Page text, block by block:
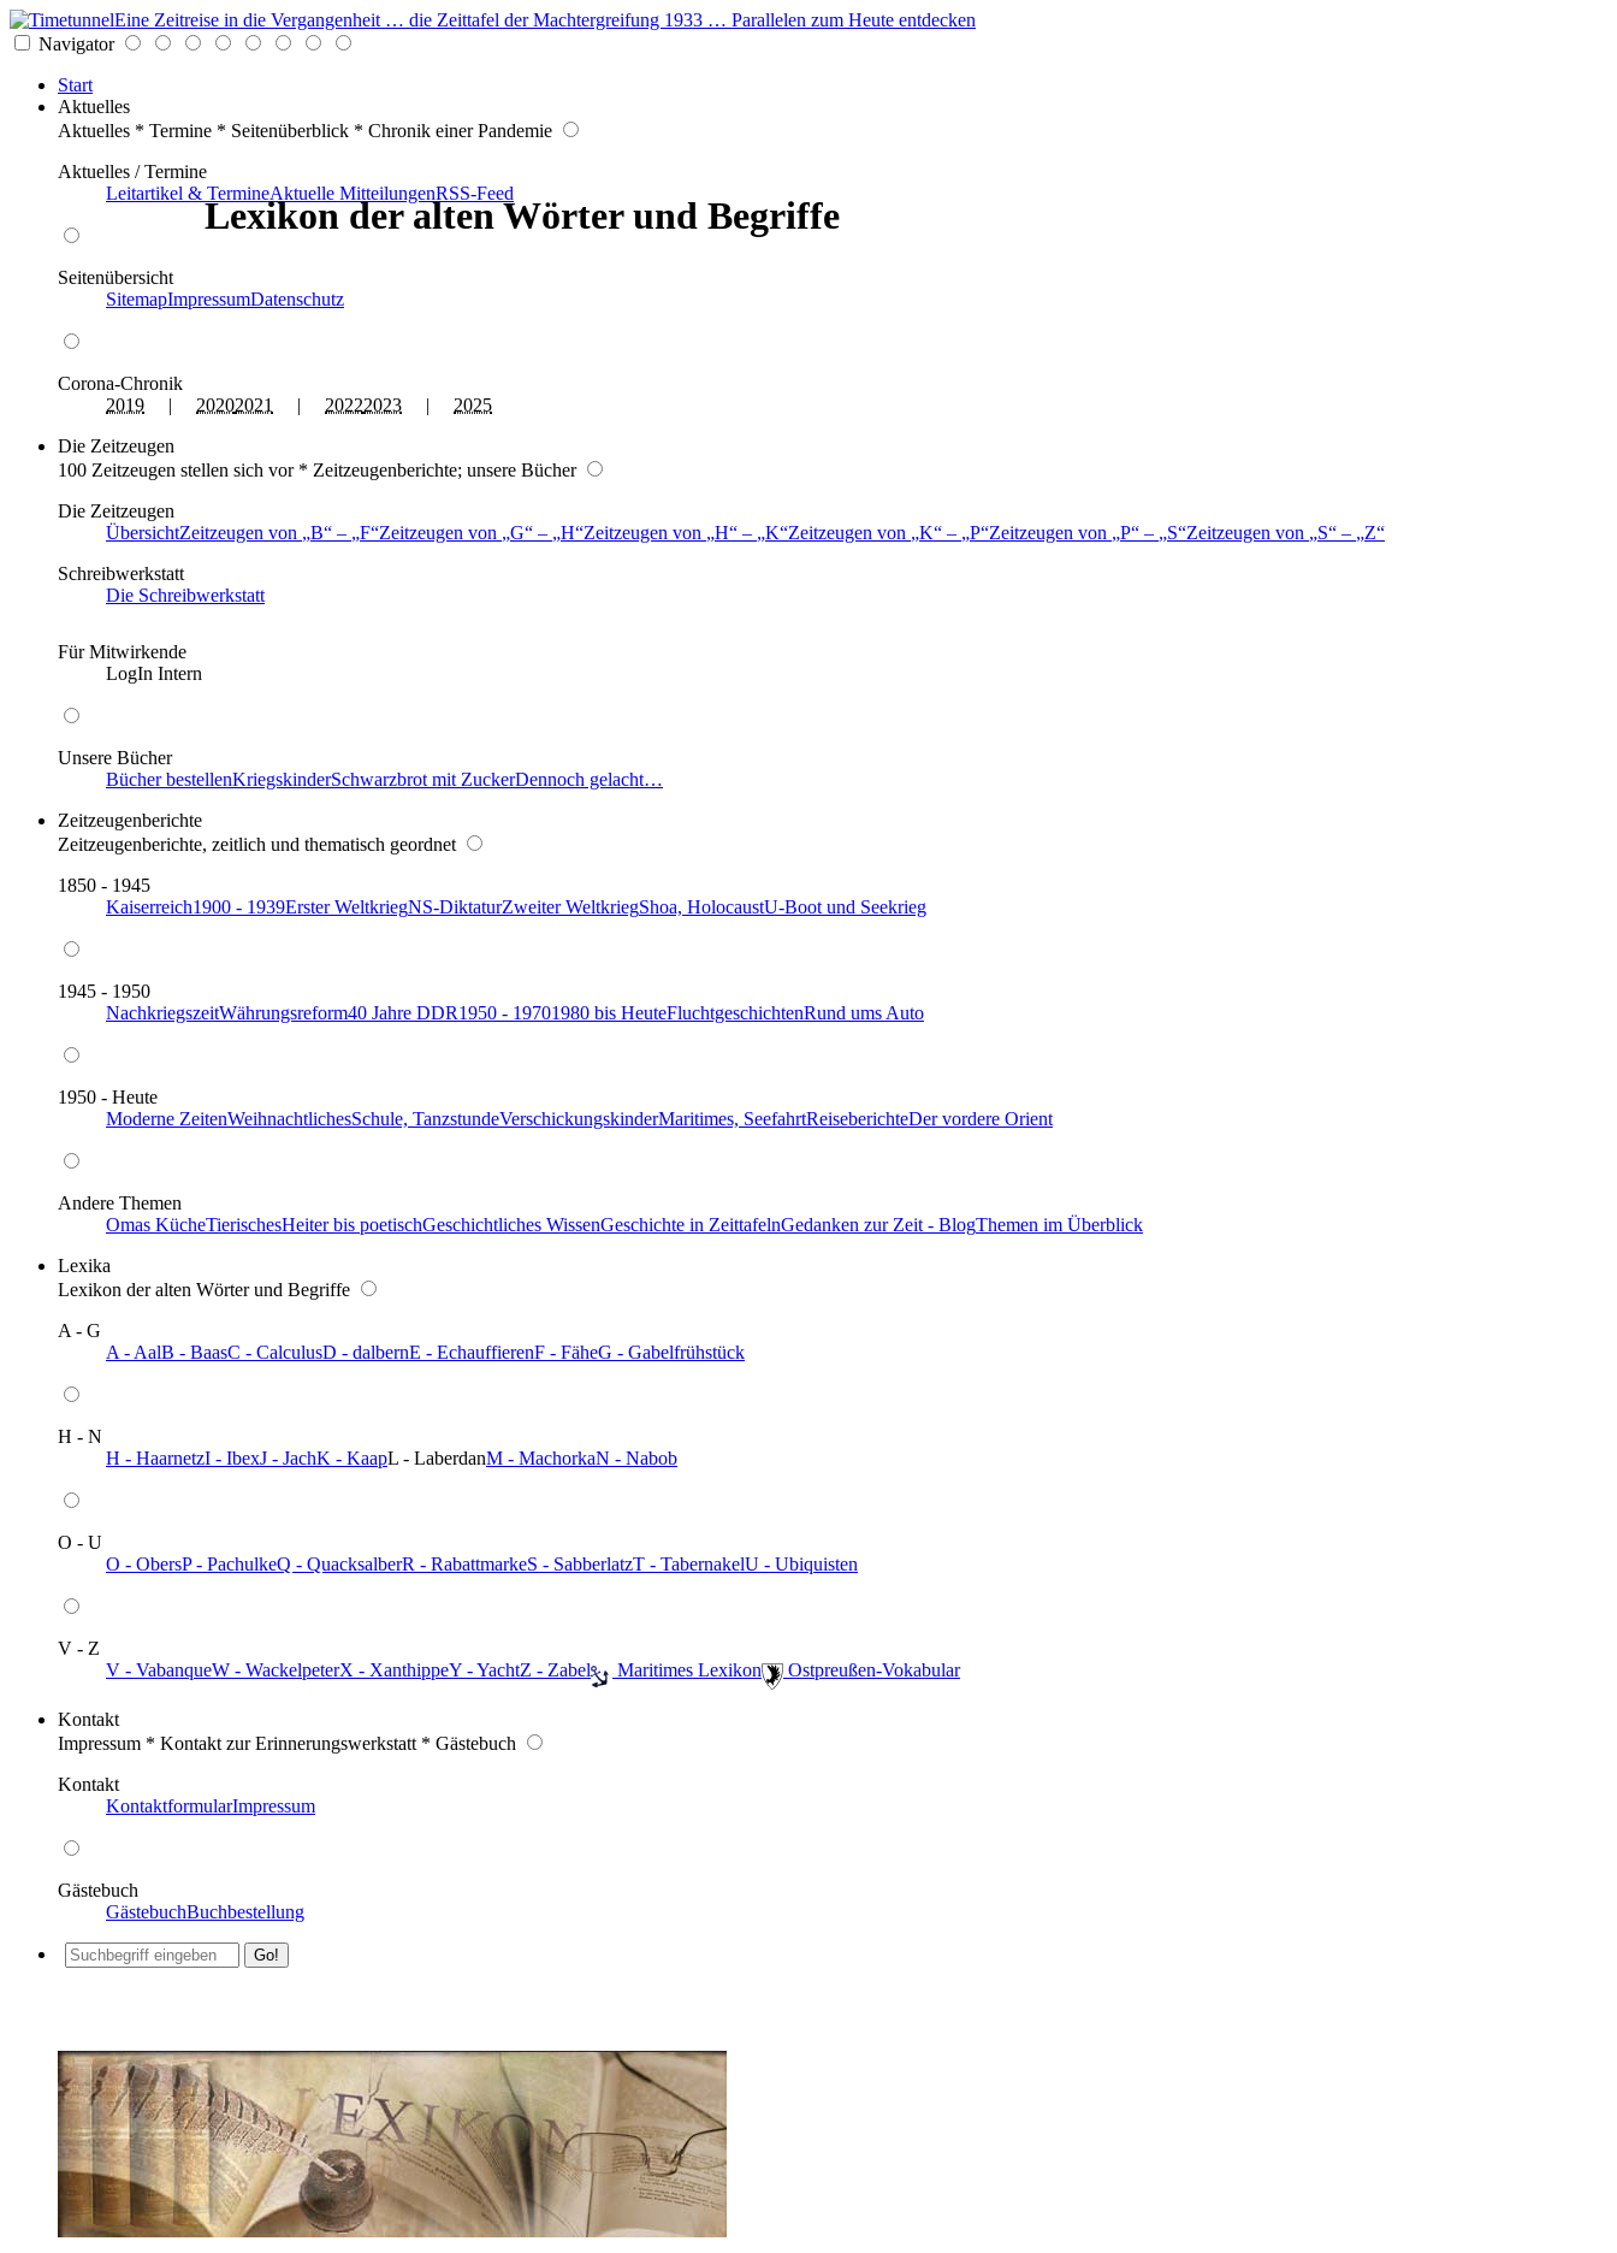
Eine Zeitreise in die Vergangenheit … die Zeittafel der Machtergreifung 1933 … Parallelen zum Heute entdecken
Navigator
Start
Aktuelles
Aktuelles * Termine * Seitenüberblick * Chronik einer Pandemie
Aktuelles / Termine
Leitartikel & TermineAktuelle MitteilungenRSS-Feed
Seitenübersicht
SitemapImpressumDatenschutz
Corona-Chronik
2019 | 20202021 | 20222023 | 2025
Die Zeitzeugen
100 Zeitzeugen stellen sich vor * Zeitzeugenberichte; unsere Bücher
Die Zeitzeugen
ÜbersichtZeitzeugen von B – F Zeitzeugen von G – H Zeitzeugen von H – K Zeitzeugen von K – P Zeitzeugen von P – S Zeitzeugen von S –
Z
Schreibwerkstatt
Die Schreibwerkstatt
Für Mitwirkende
LogIn Intern
Unsere Bücher
Bücher bestellenKriegskinderSchwarzbrot mit ZuckerDennoch gelacht…
Zeitzeugenberichte
Zeitzeugenberichte, zeitlich und thematisch geordnet
1850 - 1945
Kaiserreich1900 - 1939Erster WeltkriegNS-DiktaturZweiter WeltkriegShoa, HolocaustU-Boot und Seekrieg
1945 - 1950
NachkriegszeitWährungsreform40 Jahre DDR1950 - 19701980 bis HeuteFluchtgeschichtenRund ums Auto
1950 - Heute
Moderne ZeitenWeihnachtlichesSchule, TanzstundeVerschickungskinderMaritimes, SeefahrtReiseberichteDer vordere Orient
Andere Themen
Omas KücheTierischesHeiter bis poetischGeschichtliches WissenGeschichte in ZeittafelnGedanken zur Zeit - BlogThemen im Überblick
Lexika
Lexikon der alten Wörter und Begriffe
A - G
A - AalB - BaasC - CalculusD - dalbernE - EchauffierenF - FäheG - Gabelfrühstück
H - N
H - HaarnetzI - IbexJ - JachK - KaapL - LaberdanM - MachorkaN - Nabob
O - U
O - ObersP - PachulkeQ - QuacksalberR - RabattmarkeS - SabberlatzT - TabernakelU - Ubiquisten
V - Z
V - VabanqueW - WackelpeterX - XanthippeY - YachtZ - Zabel ️ Maritimes Lexikon ️ Ostpreußen-Vokabular
Kontakt
Impressum * Kontakt zur Erinnerungswerkstatt * Gästebuch
Kontakt
KontaktformularImpressum
Gästebuch
GästebuchBuchbestellung
Lexikon der alten Wörter und Begriffe